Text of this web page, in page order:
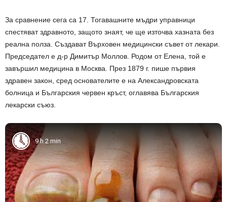
За сравнение сега са 17. Тогавашните мъдри управници
спестяват здравното, защото знаят, че ще източва хазната без
реална полза. Създават Върховен медицински съвет от лекари.
Председател е д-р Димитър Моллов. Родом от Елена, той е
завършил медицина в Москва. През 1879 г. пише първия
здравен закон, сред основателите е на Александровската
болница и Българския червен кръст, оглавява Българския
лекарски съюз.
9 h 2 min